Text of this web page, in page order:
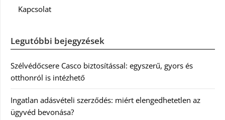
Kapcsolat
Legutóbbi bejegyzések
Szélvédőcsere Casco biztosítással: egyszerű, gyors és
otthonról is intézhető
Ingatlan adásvételi szerződés: miért elengedhetetlen az
ügyvéd bevonása?